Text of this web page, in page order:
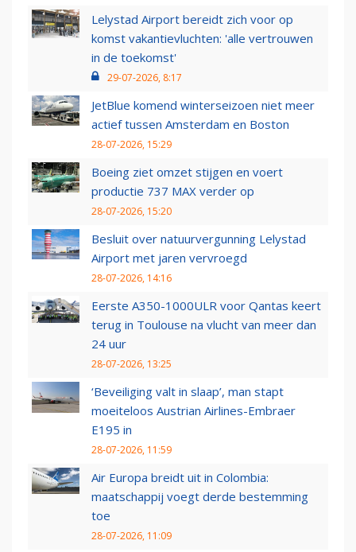
Lelystad Airport bereidt zich voor op
komst vakantievluchten: 'alle vertrouwen
in de toekomst'
29-07-2026, 8:17
JetBlue komend winterseizoen niet meer
actief tussen Amsterdam en Boston
28-07-2026, 15:29
Boeing ziet omzet stijgen en voert
productie 737 MAX verder op
28-07-2026, 15:20
Besluit over natuurvergunning Lelystad
Airport met jaren vervroegd
28-07-2026, 14:16
Eerste A350-1000ULR voor Qantas keert
terug in Toulouse na vlucht van meer dan
24 uur
28-07-2026, 13:25
‘Beveiliging valt in slaap’, man stapt
moeiteloos Austrian Airlines-Embraer
E195 in
28-07-2026, 11:59
Air Europa breidt uit in Colombia:
maatschappij voegt derde bestemming
toe
28-07-2026, 11:09